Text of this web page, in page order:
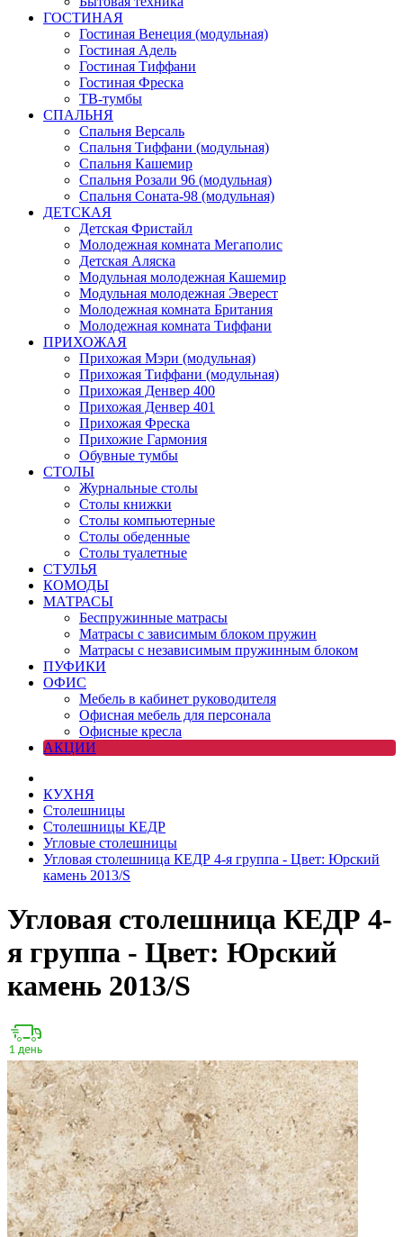
ГОСТИНАЯ
Гостиная Венеция (модульная)
Гостиная Адель
Гостиная Тиффани
Гостиная Фреска
ТВ-тумбы
СПАЛЬНЯ
Спальня Версаль
Спальня Тиффани (модульная)
Спальня Кашемир
Спальня Розали 96 (модульная)
Спальня Соната-98 (модульная)
ДЕТСКАЯ
Детская Фристайл
Молодежная комната Мегаполис
Детская Аляска
Модульная молодежная Кашемир
Модульная молодежная Эверест
Молодежная комната Британия
Молодежная комната Тиффани
ПРИХОЖАЯ
Прихожая Мэри (модульная)
Прихожая Тиффани (модульная)
Прихожая Денвер 400
Прихожая Денвер 401
Прихожая Фреска
Прихожие Гармония
Обувные тумбы
СТОЛЫ
Журнальные столы
Столы книжки
Столы компьютерные
Столы обеденные
Столы туалетные
СТУЛЬЯ
КОМОДЫ
МАТРАСЫ
Беспружинные матрасы
Матрасы с зависимым блоком пружин
Матрасы с независимым пружинным блоком
ПУФИКИ
ОФИС
Мебель в кабинет руководителя
Офисная мебель для персонала
Офисные кресла
АКЦИИ
КУХНЯ
Столешницы
Столешницы КЕДР
Угловые столешницы
Угловая столешница КЕДР 4-я группа - Цвет: Юрский
камень 2013/S
Угловая столешница КЕДР 4-
я группа - Цвет: Юрский
камень 2013/S